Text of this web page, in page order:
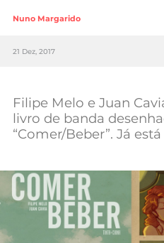
Lifestyle
Sociedade
Negócios
Nuno Margarido
21 Dez, 2017
Filipe Melo e Juan
livro de banda
“Comer/Beber”. Já